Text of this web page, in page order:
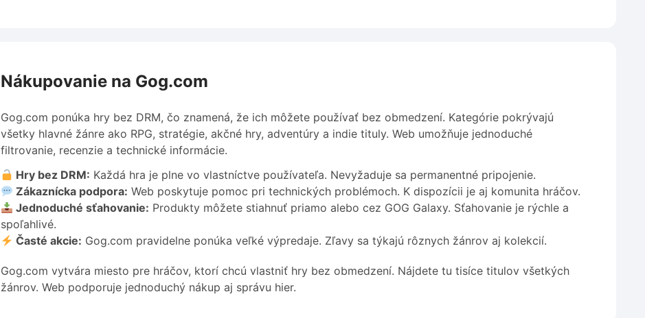
Nákupovanie na Gog.com
Gog.com ponúka hry bez DRM, čo znamená, že ich môžete používať bez obmedzení. Kategórie pokrývajú
všetky hlavné žánre ako RPG, stratégie, akčné hry, adventúry a indie tituly. Web umožňuje jednoduché
filtrovanie, recenzie a technické informácie.
Hry bez DRM: Každá hra je plne vo vlastníctve používateľa. Nevyžaduje sa permanentné pripojenie.
Zákaznícka podpora: Web poskytuje pomoc pri technických problémoch. K dispozícii je aj komunita hráčov.
Jednoduché sťahovanie: Produkty môžete stiahnuť priamo alebo cez GOG Galaxy. Sťahovanie je rýchle a
spoľahlivé.
Časté akcie: Gog.com pravidelne ponúka veľké výpredaje. Zľavy sa týkajú rôznych žánrov aj kolekcií.
Gog.com vytvára miesto pre hráčov, ktorí chcú vlastniť hry bez obmedzení. Nájdete tu tisíce titulov všetkých
žánrov. Web podporuje jednoduchý nákup aj správu hier.